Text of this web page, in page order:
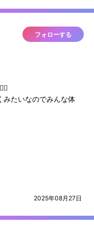
フォローする
みたいなのでみんな体
2025年08月27日